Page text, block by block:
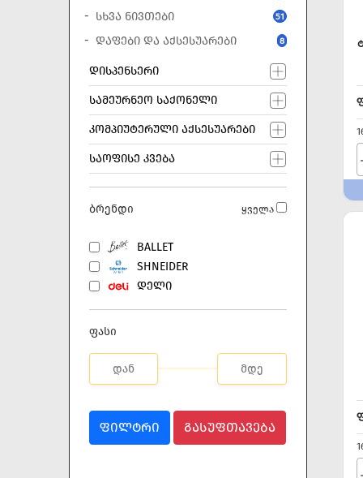
ᲡᲮᲕᲐ ᲜᲘᲕᲗᲔᲑᲘ 51
ᲓᲐᲤᲔᲑᲘ ᲓᲐ ᲐᲥᲡᲔᲡᲣᲐᲠᲔᲑᲘ 8
ᲓᲘᲡᲞᲔᲜᲡᲔᲠᲘ
ᲡᲐᲛᲔᲣᲠᲜᲔᲝ ᲡᲐᲥᲝᲜᲔᲚᲘ
ᲙᲝᲛᲞᲘᲣᲢᲔᲠᲣᲚᲘ ᲐᲥᲡᲔᲡᲣᲐᲠᲔᲑᲘ
ᲡᲐᲝᲤᲘᲡᲔ ᲙᲕᲔᲑᲐ
ბრენდი ყველა
BALLET
SHNEIDER
ᲓᲔᲚᲘ
ფასი
ᲤᲘᲚᲢᲠᲘ ᲒᲐᲡᲣᲤᲗᲐᲕᲔᲑᲐ